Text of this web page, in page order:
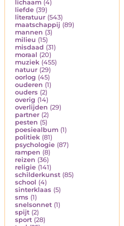
lichaam (4)
liefde (39)
literatuur (543)
maatschappij (89)
mannen (3)
milieu (15)
misdaad (31)
moraal (20)
muziek (455)
natuur (29)
oorlog (45)
ouderen (1)
ouders (2)
overig (14)
overlijden (29)
partner (2)
pesten (5)
poesiealbum (1)
politiek (81)
psychologie (87)
rampen (8)
reizen (36)
religie (141)
schilderkunst (85)
school (4)
sinterklaas (5)
sms (1)
snelsonnet (1)
spijt (2)
sport (28)